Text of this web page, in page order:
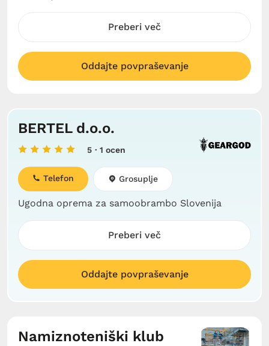
Preberi več
Oddajte povpraševanje
BERTEL d.o.o.
5 · 1 ocen
Ugodna oprema za samoobrambo Slovenija
Telefon Grosuplje
Preberi več
Oddajte povpraševanje
Namiznoteniški klub